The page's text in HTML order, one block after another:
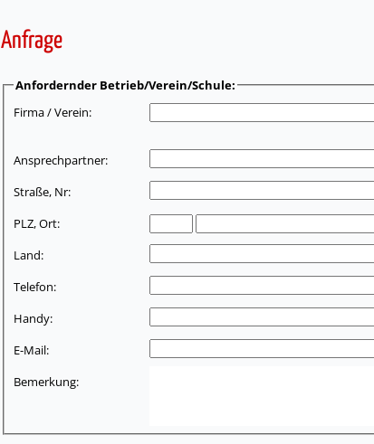
Anfrage
Anfordernder Betrieb/Verein/Schule:
Firma / Verein:
Ansprechpartner:
Straße, Nr:
PLZ, Ort:
Land:
Telefon:
Handy:
E-Mail:
Bemerkung: